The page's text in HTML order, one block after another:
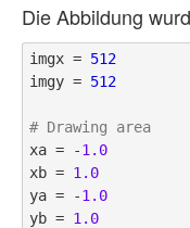
Die Abbildung
imgx = 512
imgy = 512
# Drawing area
xa = -1.0
xb = 1.0
ya = -1.0
yb = 1.0